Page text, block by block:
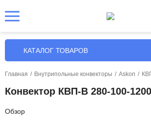
КАТАЛОГ ТОВАРОВ
Главная / Внутрипольные конвекторы / Askon /
Конвектор КВП-В 280-100-
Обзор